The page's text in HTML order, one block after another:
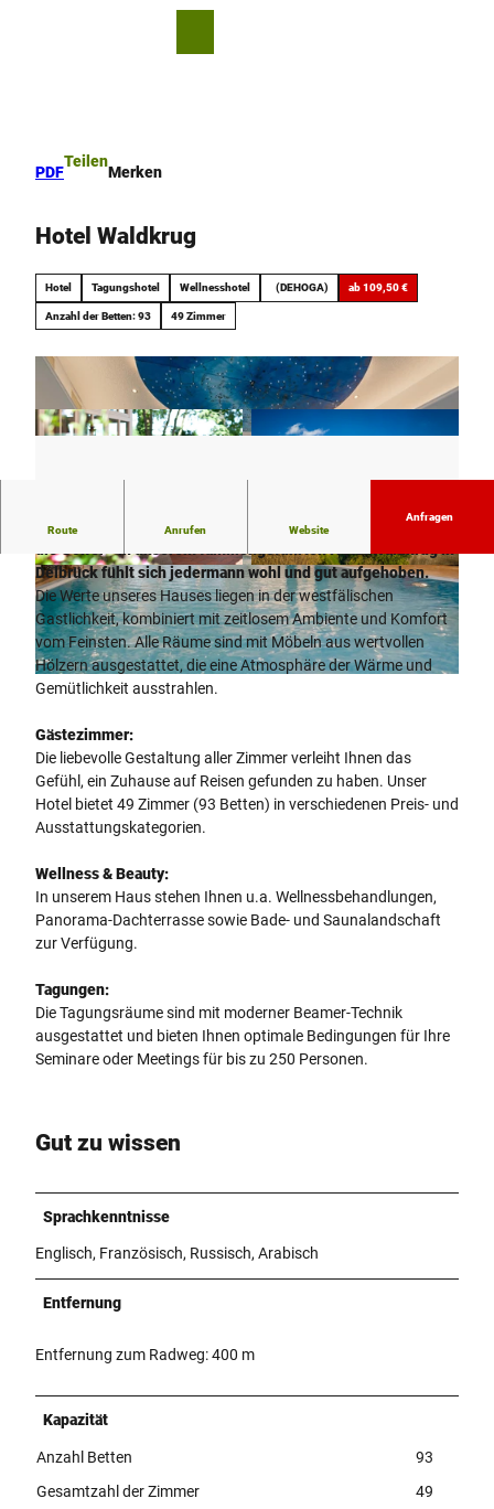
PDF
Teilen
Merken
Hotel Waldkrug
Hotel Tagungshotel Wellnesshotel (DEHOGA) ab 109,50 €
Anzahl der Betten: 93 49 Zimmer
© Familie Strunz GmbH & Co. KG
© Katrin Hencke
© Teutoburger Wald Tourismus, D. Ketz |
CC-BY-SA
Route Anrufen Website
Anfragen
Der Kurzurlauber, der Geschäftsreisende, die Radler, oder
Delbrück fühlt sich jedermann wohl und gut aufgehoben.
Die Werte unseres Hauses liegen in der westfälischen
Gastlichkeit, kombiniert mit zeitlosem Ambiente und Komfort
vom Feinsten. Alle Räume sind mit Möbeln aus wertvollen
Hölzern ausgestattet, die eine Atmosphäre der Wärme und
Gemütlichkeit ausstrahlen.
Gästezimmer:
Die liebevolle Gestaltung aller Zimmer verleiht Ihnen das
Gefühl, ein Zuhause auf Reisen gefunden zu haben. Unser
Hotel bietet 49 Zimmer (93 Betten) in verschiedenen Preis- und
Ausstattungskategorien.
Wellness & Beauty:
In unserem Haus stehen Ihnen u.a. Wellnessbehandlungen,
Panorama-Dachterrasse sowie Bade- und Saunalandschaft
zur Verfügung.
Tagungen:
Die Tagungsräume sind mit moderner Beamer-Technik
ausgestattet und bieten Ihnen optimale Bedingungen für Ihre
Seminare oder Meetings für bis zu 250 Personen.
Gut zu wissen
Sprachkenntnisse
Englisch, Französisch, Russisch, Arabisch
Entfernung
Entfernung zum Radweg: 400 m
Kapazität
Anzahl Betten
93
Gesamtzahl der Zimmer
49